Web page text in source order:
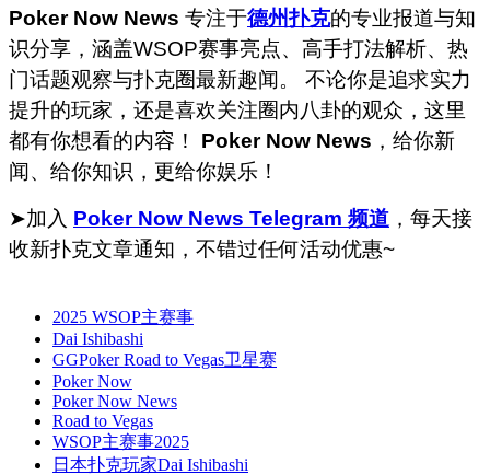
Poker Now News 专注于德州扑克的专业报道与知
识分享，涵盖WSOP赛事亮点、高手打法解析、热
门话题观察与扑克圈最新趣闻。 不论你是追求实力
提升的玩家，还是喜欢关注圈内八卦的观众，这里
都有你想看的内容！ Poker Now News ，给你新
闻、给你知识，更给你娱乐！
➤加入 Poker Now News Telegram 频道 ，每天接
收新扑克文章通知，不错过任何活动优惠~
2025 WSOP主赛事
Dai Ishibashi
GGPoker Road to Vegas卫星赛
Poker Now
Poker Now News
Road to Vegas
WSOP主赛事2025
日本扑克玩家Dai Ishibashi